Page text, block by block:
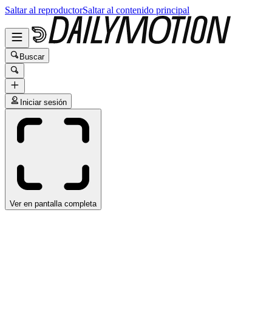
Saltar al reproductorSaltar al contenido principal
Buscar
Iniciar sesión
Ver en pantalla completa